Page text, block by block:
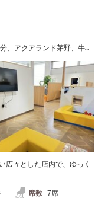
、アクアランド茅野、牛角
広々とした店内で、ゆっく
席数 7席